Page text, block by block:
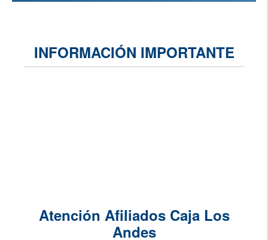
INFORMACIÓN IMPORTANTE
Atención Afiliados Caja Los
Andes